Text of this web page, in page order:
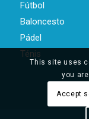
Fútbol
Baloncesto
Pádel
Ténis
This site uses
you
Accept